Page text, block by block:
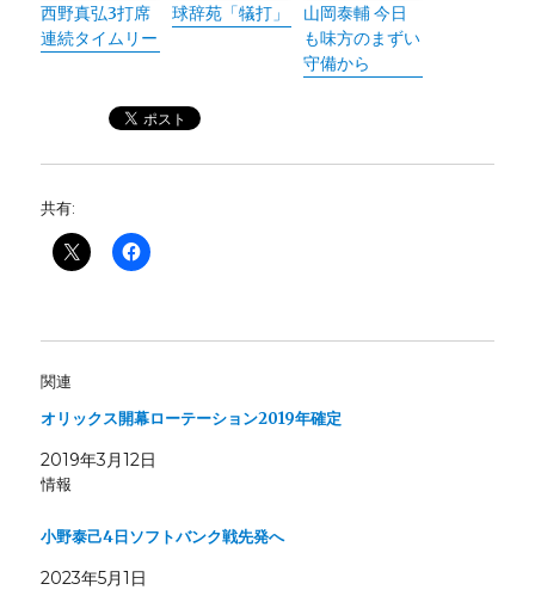
西野真弘3打席
連続タイムリー
球辞苑「犠打」
山岡泰輔 今日
も味方のまずい
守備から
共有:
関連
オリックス開幕ローテーション2019年確定
2019年3月12日
情報
小野泰己4日ソフトバンク戦先発へ
2023年5月1日